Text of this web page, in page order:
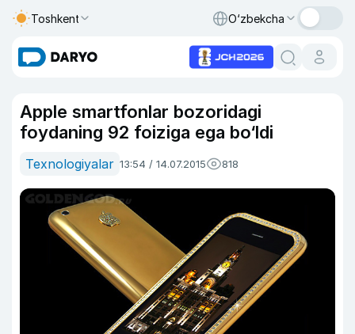
Toshkent O‘zbekcha
Apple smartfonlar bozoridagi
foydaning 92 foiziga ega bo‘ldi
Texnologiyalar 13:54 / 14.07.2015 818